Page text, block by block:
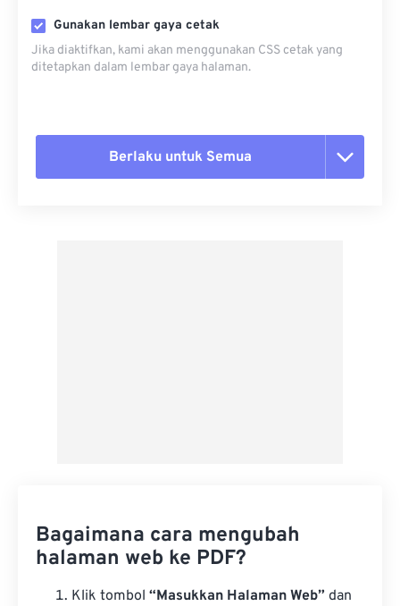
Gunakan lembar gaya cetak
Jika diaktifkan, kami akan menggunakan CSS cetak yang
ditetapkan dalam lembar gaya halaman.
Berlaku untuk Semua
Bagaimana cara mengubah
halaman web ke PDF?
Klik tombol “Masukkan Halaman Web” dan